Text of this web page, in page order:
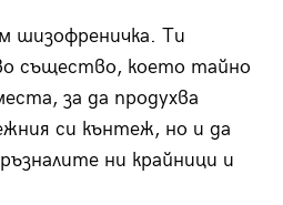
шизофреничка. Ти
същество, което тайно
за да продухва
си кънтеж, но и да
ни крайници и